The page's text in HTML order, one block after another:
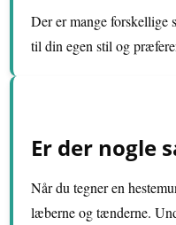
Der er mange forskellige
til din egen stil og
Er der nogle
Når du tegner en
læberne og tænderne.